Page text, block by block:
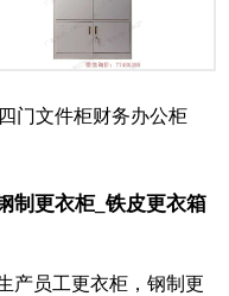
四门文件柜财务办公柜
制更衣柜_铁皮更衣箱
产员工更衣柜，钢制更